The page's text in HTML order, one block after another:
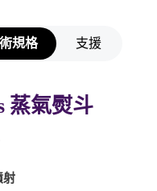
規格 支援
蒸氣熨斗
射